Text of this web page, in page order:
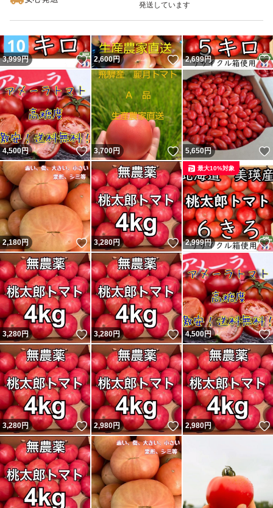
発送しています
3,999円 いいね！
2,600円 いいね！
2,699円
4,500円 いいね！
3,700円 いいね！
5,650円
2,180円 いいね！
3,280円 いいね！
2,999円
最大10%対象
3,280円 いいね！
3,280円 いいね！
4,500円
3,280円 いいね！
2,980円 いいね！
2,980円